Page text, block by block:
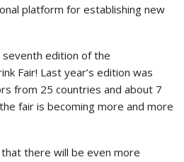
platform for establishing new
edition of the
Fair! Last year’s edition was
from 25 countries and about 7
fair is becoming more and more
there will be even more